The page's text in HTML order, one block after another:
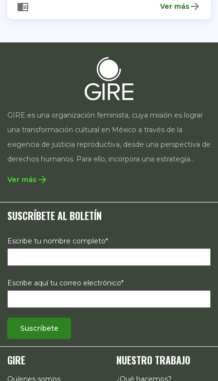
chrome_reader_mode Ver más arrow_forward
GIRE es una organización feminista, cuya misión es lograr
una transformación cultural en México a través de la
exigencia de justicia reproductiva, desde una perspectiva de
derechos humanos. Para ello, incorpora una estrategia
integral que contempla la incidencia en legislación y
estrategias de comunicación e investigación sobre el
estado de los derechos reproductivos en México.
Ver más arrow_forward
SUSCRÍBETE AL BOLETÍN
Escribe tu nombre completo*
Escribe aquí tu correo electrónico*
GIRE NUESTRO TRABAJO